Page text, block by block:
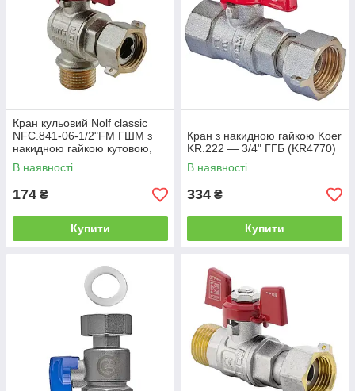
Кран кульовий Nolf classic
NFC.841-06-1/2"FM ГШМ з
накидною гайкою кутовою,
ручка "метелик" червона
(NF3158)
В наявності
174 ₴
Купити
Кран з накидною гайкою Koer
KR.222 — 3/4" ГГБ (KR4770)
В наявності
334 ₴
Купити